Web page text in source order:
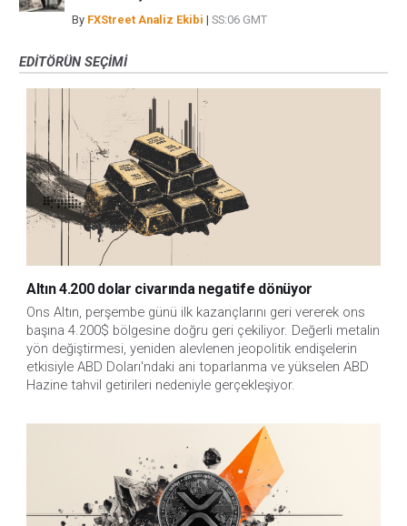
By FXStreet Analiz Ekibi | SS:06 GMT
EDITÖRÜN SEÇIMI
Altın 4.200 dolar civarında negatife dönüyor
Ons Altın, perşembe günü ilk kazançlarını geri vererek ons
başına 4.200$ bölgesine doğru geri çekiliyor. Değerli metalin
yön değiştirmesi, yeniden alevlenen jeopolitik endişelerin
etkisiyle ABD Doları'ndaki ani toparlanma ve yükselen ABD
Hazine tahvil getirileri nedeniyle gerçekleşiyor.